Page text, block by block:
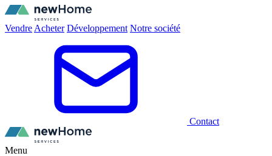
Vendre Acheter Développement Notre société
Contact
Menu